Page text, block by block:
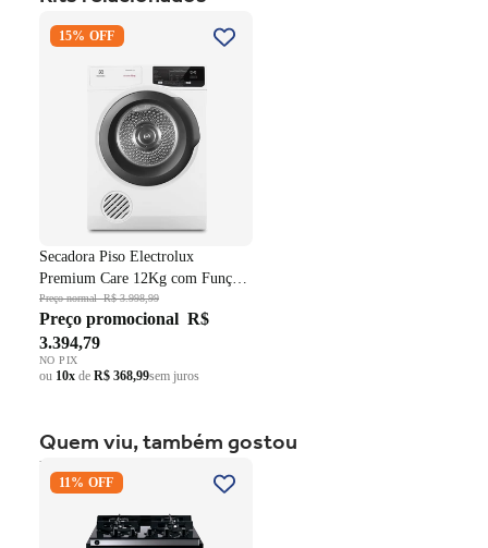
- Desmontável para facilitar a limpeza
- Proporciona firmeza em seu manuseio.
Premium Care 12Kg com
Branco 220V
15% OFF
Secadora Piso Electrolux
Premium Care 12Kg com Função
AutoSense SFP12 Branco 220V
Preço normalR$ 3.998,99
Preço promocional R$
3.394,79
NO PIX
ou 10x de R$ 368,99sem juros
Quem viu, também gostou
Fogão 4 Bocas Brastemp de
Embutir BYO4XAE Mesa
Fundido Dupla Chama Preto
11% OFF